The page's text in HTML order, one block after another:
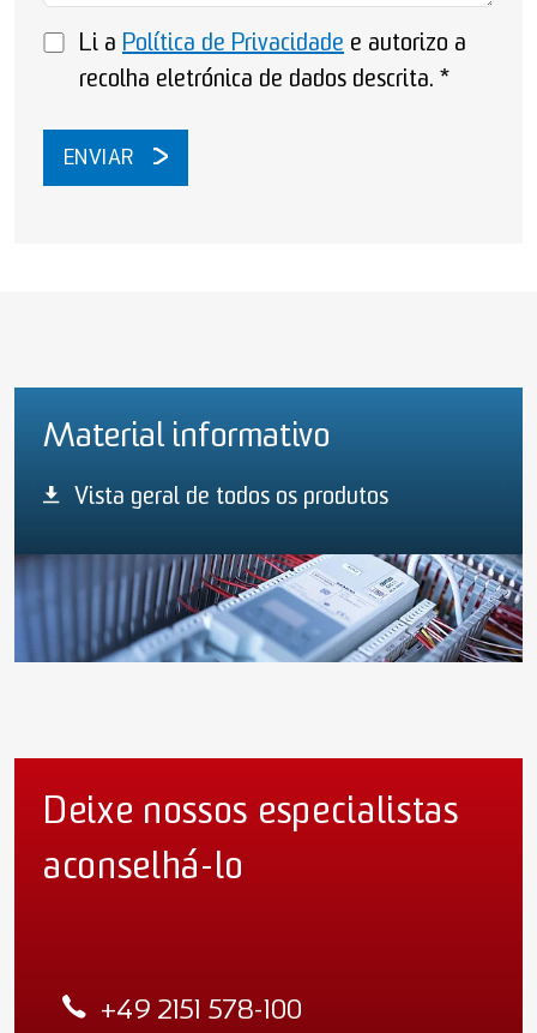
Li a Política de Privacidade e autorizo a
recolha eletrónica de dados descrita. *
ENVIAR
Material informativo
Vista geral de todos os produtos
Deixe nossos especialistas
aconselhá-lo
+49 2151 578-100